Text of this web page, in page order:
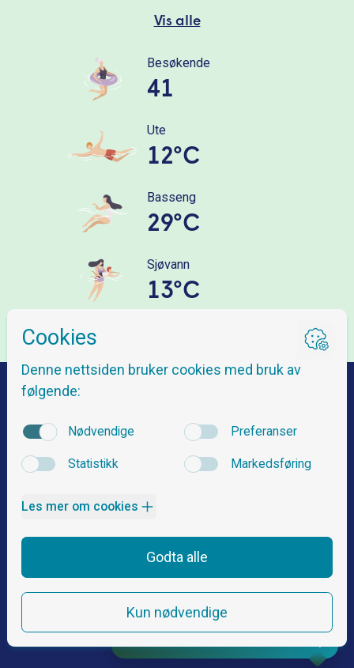
Vis alle
Besøkende
41
Ute
12°C
Basseng
29°C
Sjøvann
13°C
Veibeskrivelse
Åpningstider
Sikkerhets- og baderegler
Om Nordnes Sjøbad
Arrangementer
Nyheter
Sanntidsdata
Følg oss
/ gu’kor gøy!